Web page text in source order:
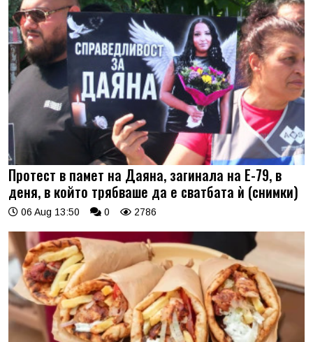
Протест в памет на Даяна, загинала на Е-79, в
деня, в който трябваше да е сватбата ѝ (снимки)
06 Aug 13:50 0 2786